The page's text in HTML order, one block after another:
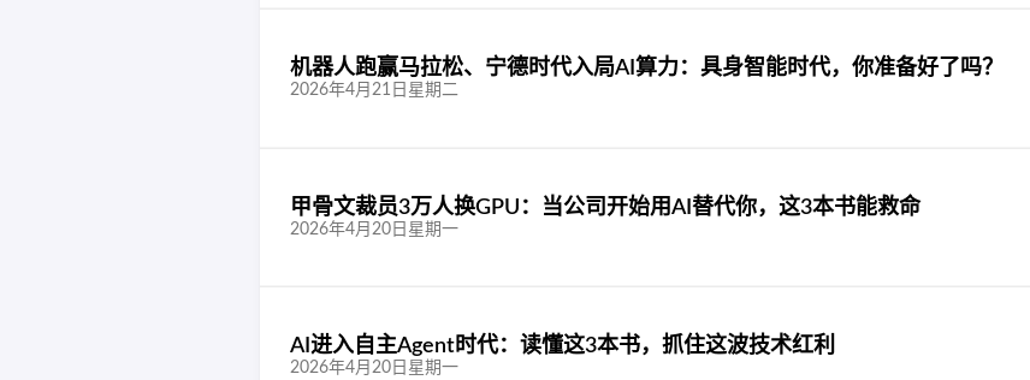
机器人跑赢马拉松、宁德时代入局AI算力：具身智能时代，你准备好了吗？
2026年4月21日星期二
甲骨文裁员3万人换GPU：当公司开始用AI替代你，这3本书能救命
2026年4月20日星期一
AI进入自主Agent时代：读懂这3本书，抓住这波技术红利
2026年4月20日星期一